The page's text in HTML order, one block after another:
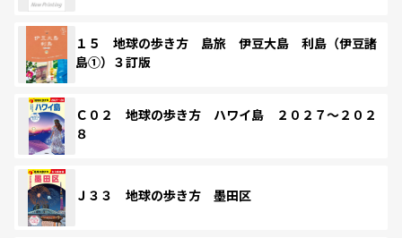
１５ 地球の歩き方 島旅 伊豆大島 利島（伊豆諸
島①）３訂版
Ｃ０２ 地球の歩き方 ハワイ島 ２０２７～２０２
８
Ｊ３３ 地球の歩き方 墨田区